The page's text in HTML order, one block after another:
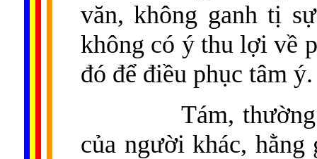
văn, không ganh tị
không có ý thu lợi về
đó để điều phục tâm ý.
Tám,
của người khác,